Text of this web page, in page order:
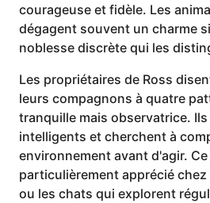
courageuse et fidèle. Les
dégagent souvent un charme
noblesse discrète qui les
Les propriétaires de Ross
leurs compagnons à quatre
tranquille mais observatrice.
intelligents et cherchent à
environnement avant d'agir.
particulièrement apprécié
ou les chats qui explorent